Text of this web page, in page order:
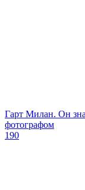
Гарт Милан. Он
фотографом
190